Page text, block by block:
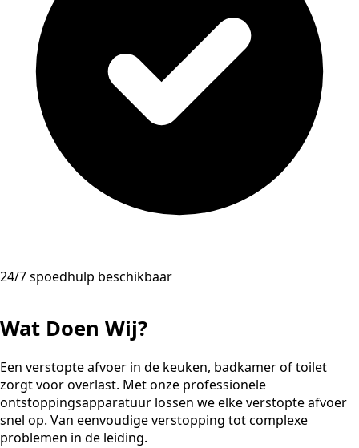
24/7 spoedhulp beschikbaar
Wat Doen Wij?
Een verstopte afvoer in de keuken, badkamer of toilet
zorgt voor overlast. Met onze professionele
ontstoppingsapparatuur lossen we elke verstopte afvoer
snel op. Van eenvoudige verstopping tot complexe
problemen in de leiding.